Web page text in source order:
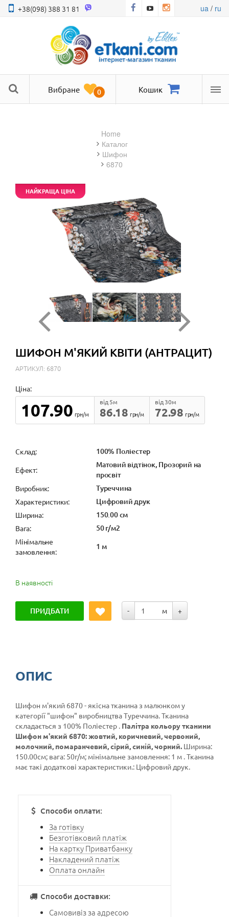
+38(098) 388 31 81 ua/ ru
Вибране 0 Кошик
Home
Каталог
шифон
6870
НАЙКРАЩА ЦІНА
ШИФОН М'ЯКИЙ КВІТИ (АНТРАЦИТ)
АРТИКУЛ: 6870
Ціна:
107.90 грн/м 86.18
від 5м
грн/м
72.98
від 30м
грн/м
Cклад: 100% Поліестер
Ефект:
Матовий відтінок, Прозорий на
просвіт
Виробник: Туреччина
Характеристики: Цифровий друк
Ширина: 150.00 см
Вага: 50 г/м2
Мінімальне
замовлення:
1 м
В наявності
ПРИДБАТИ - м +
ОПИС
Шифон м'який 6870 - якісна тканина з малюнком у
категорії "шифон" виробництва Туреччина. Тканина
складається з 100% Поліестер . Палітра кольору тканини
Шифон м'який 6870: жовтий, коричневий, червоний,
молочний, помаранчевий, сірий, синій, чорний. Ширина:
150.00см; вага: 50г/м; мінімальне замовлення: 1 м . Тканина
має такі додаткові характеристики.: Цифровий друк.
Способи оплати:
За готівку
Безготівковий платіж
На картку Приватбанку
Накладений платіж
Оплата онлайн
Способи доставки:
Самовивіз за адресою